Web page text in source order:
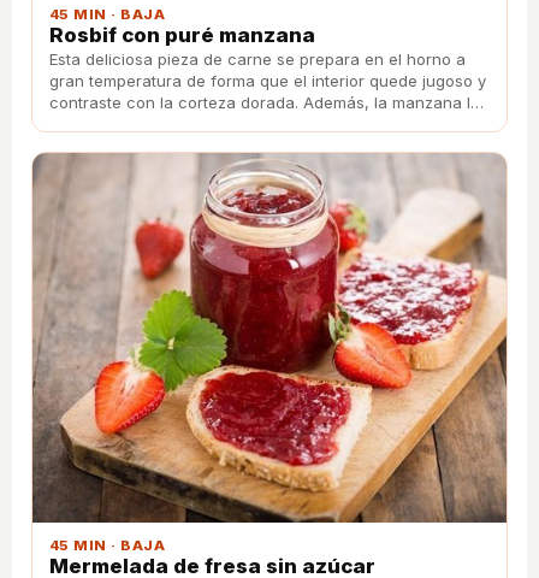
45 MIN · BAJA
Rosbif con puré manzana
Esta deliciosa pieza de carne se prepara en el horno a
gran temperatura de forma que el interior quede jugoso y
contraste con la corteza dorada. Además, la manzana le
45 MIN · BAJA
Mermelada de fresa sin azúcar